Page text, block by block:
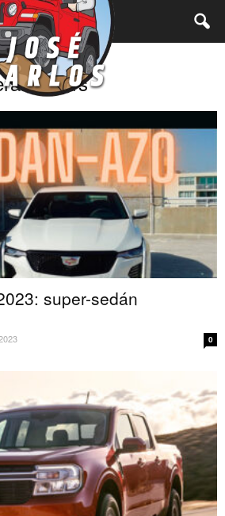
Motors
Motors
super-sedán
0